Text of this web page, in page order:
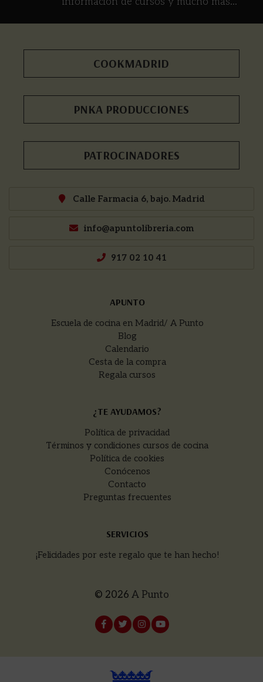
COOKMADRID
PNKA PRODUCCIONES
PATROCINADORES
Calle Farmacia 6, bajo. Madrid
info@apuntolibreria.com
917 02 10 41
APUNTO
Escuela de cocina en Madrid/ A Punto
Blog
Calendario
Cesta de la compra
Regala cursos
¿TE AYUDAMOS?
Política de privacidad
Términos y condiciones cursos de cocina
Política de cookies
Conócenos
Contacto
Preguntas frecuentes
SERVICIOS
¡Felicidades por este regalo que te han hecho!
© 2026 A Punto